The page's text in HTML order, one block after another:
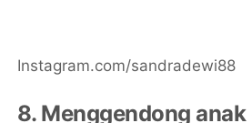
Instagram.com/sandradewi88
8. Menggendong anak